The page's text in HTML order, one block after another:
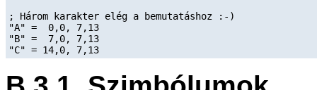
; Három karakter elég a bemutatáshoz :-)
"A" =  0,0, 7,13
"B" =  7,0, 7,13